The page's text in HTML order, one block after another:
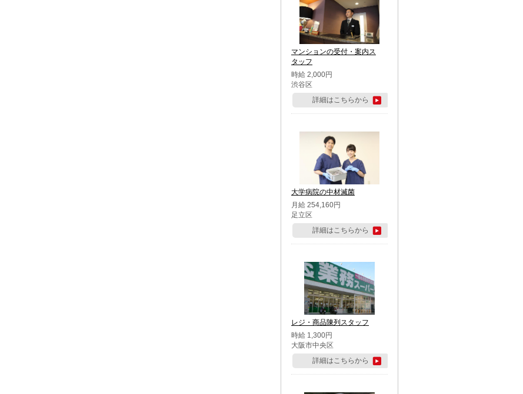
マンションの受付・案内ス
タッフ
時給 2,000円
渋谷区
詳細はこちらから
大学病院の中材滅菌
月給 254,160円
足立区
詳細はこちらから
レジ・商品陳列スタッフ
時給 1,300円
大阪市中央区
詳細はこちらから